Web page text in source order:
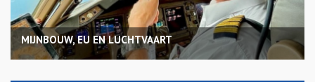
MIJNBOUW, EU EN LUCHTVAART